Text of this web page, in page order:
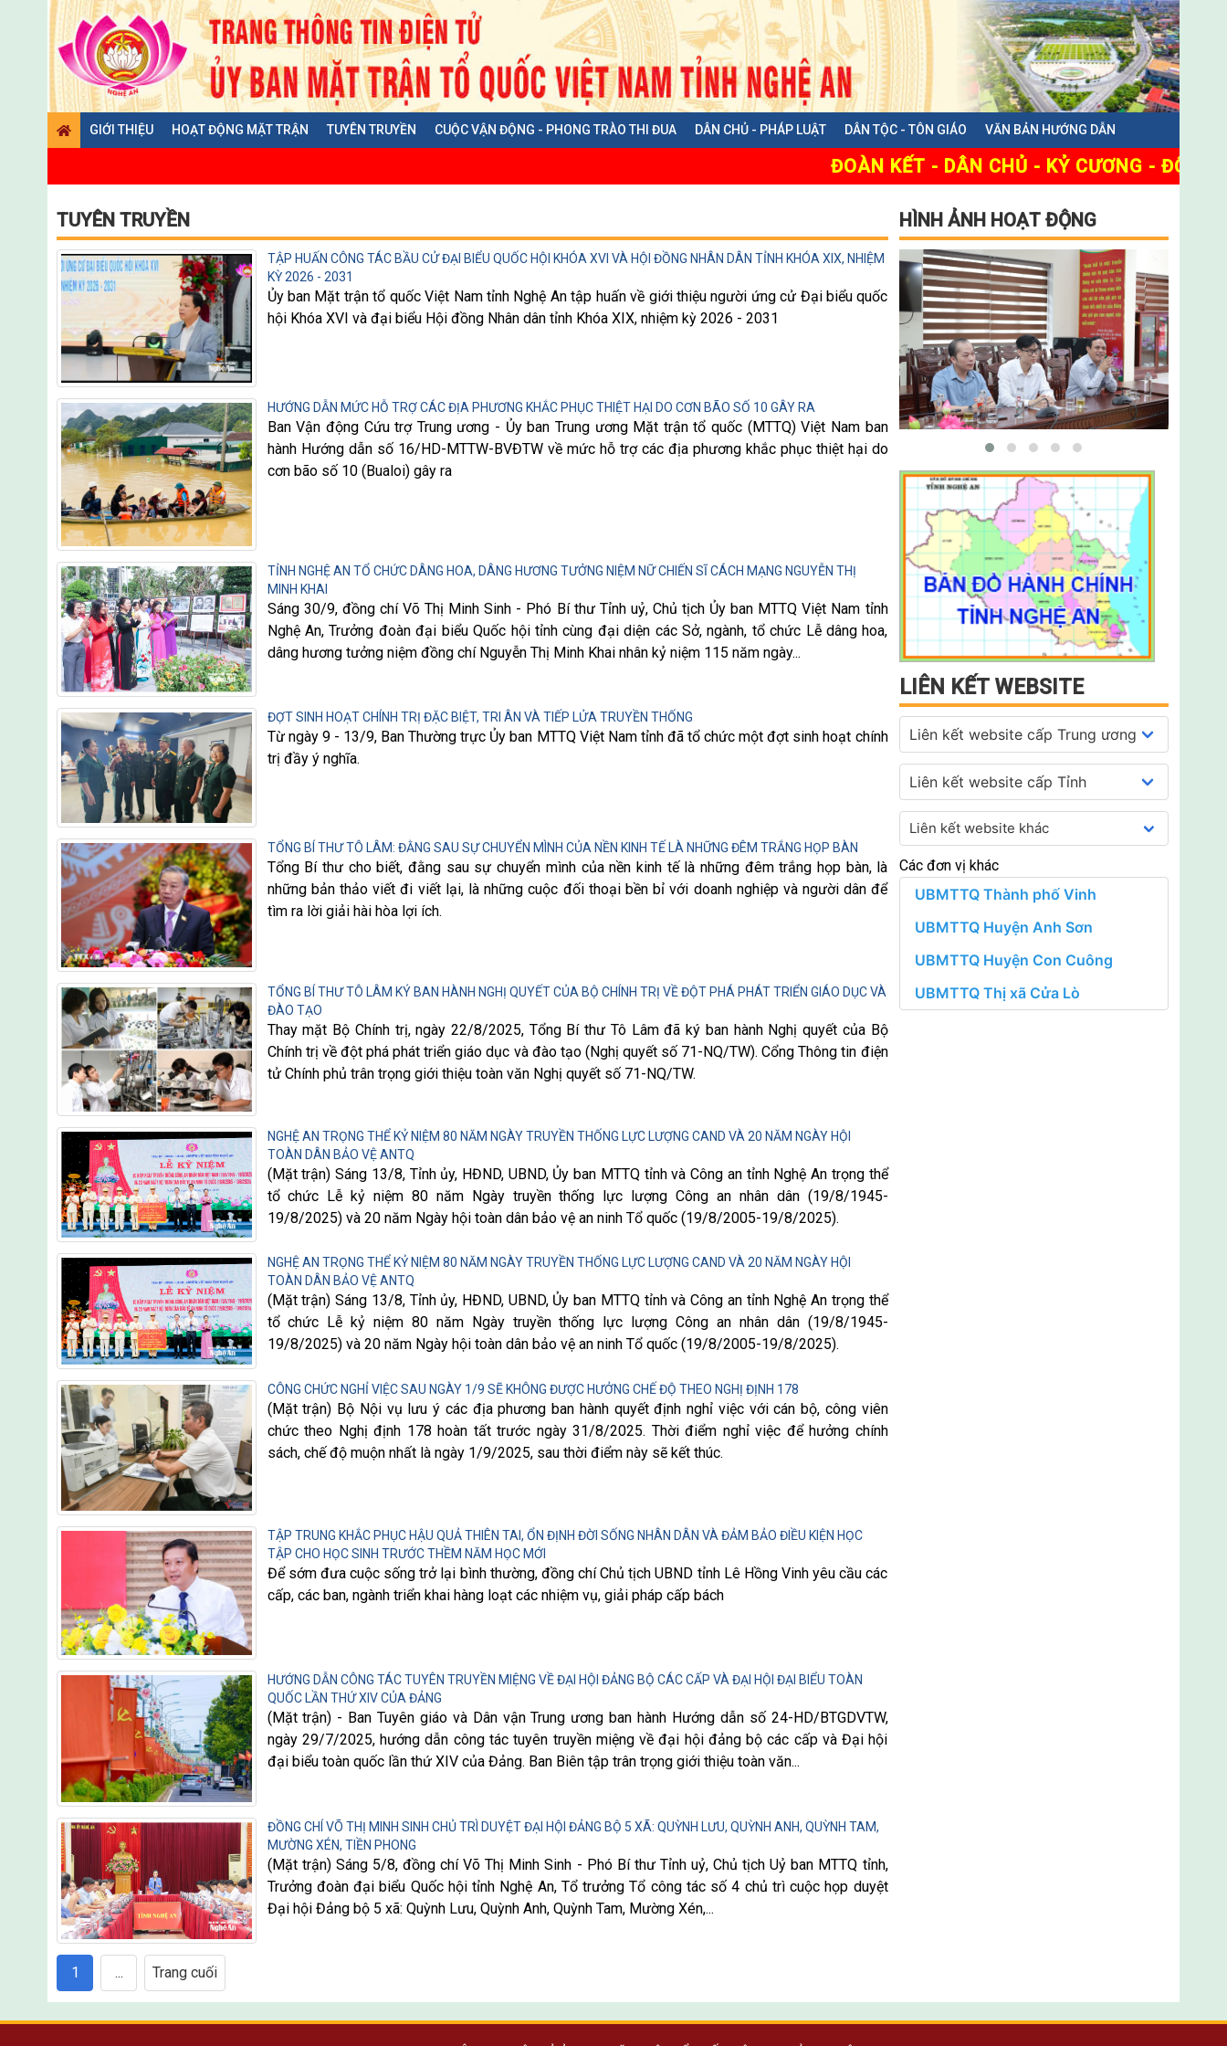
GIỚI THIỆU HOẠT ĐỘNG MẶT TRẬN TUYÊN TRUYỀN CUỘC VẬN ĐỘNG - PHONG TRÀO THI ĐUA DÂN CHỦ - PHÁP LUẬT DÂN TỘC - TÔN GIÁO VĂN BẢN HƯỚNG DẪN
ĐOÀN KẾT - DÂN CHỦ - KỶ CƯƠNG - ĐỘT
TUYÊN TRUYỀN
TẬP HUẤN CÔNG TÁC BẦU CỬ ĐẠI BIỂU QUỐC HỘI KHÓA XVI VÀ HỘI ĐỒNG NHÂN DÂN TỈNH KHÓA XIX, NHIỆM
KỲ 2026 - 2031
Ủy ban Mặt trận tổ quốc Việt Nam tỉnh Nghệ An tập huấn về giới thiệu người ứng cử Đại biểu quốc
hội Khóa XVI và đại biểu Hội đồng Nhân dân tỉnh Khóa XIX, nhiệm kỳ 2026 - 2031
HƯỚNG DẪN MỨC HỖ TRỢ CÁC ĐỊA PHƯƠNG KHẮC PHỤC THIỆT HẠI DO CƠN BÃO SỐ 10 GÂY RA
Ban Vận động Cứu trợ Trung ương - Ủy ban Trung ương Mặt trận tổ quốc (MTTQ) Việt Nam ban
hành Hướng dẫn số 16/HD-MTTW-BVĐTW về mức hỗ trợ các địa phương khắc phục thiệt hại do
cơn bão số 10 (Bualoi) gây ra
TỈNH NGHỆ AN TỔ CHỨC DÂNG HOA, DÂNG HƯƠNG TƯỞNG NIỆM NỮ CHIẾN SĨ CÁCH MẠNG NGUYỄN THỊ
MINH KHAI
Sáng 30/9, đồng chí Võ Thị Minh Sinh - Phó Bí thư Tỉnh uỷ, Chủ tịch Ủy ban MTTQ Việt Nam tỉnh
Nghệ An, Trưởng đoàn đại biểu Quốc hội tỉnh cùng đại diện các Sở, ngành, tổ chức Lễ dâng hoa,
dâng hương tưởng niệm đồng chí Nguyễn Thị Minh Khai nhân kỷ niệm 115 năm ngày...
ĐỢT SINH HOẠT CHÍNH TRỊ ĐẶC BIỆT, TRI ÂN VÀ TIẾP LỬA TRUYỀN THỐNG
Từ ngày 9 - 13/9, Ban Thường trực Ủy ban MTTQ Việt Nam tỉnh đã tổ chức một đợt sinh hoạt chính
trị đầy ý nghĩa.
TỔNG BÍ THƯ TÔ LÂM: ĐẰNG SAU SỰ CHUYỂN MÌNH CỦA NỀN KINH TẾ LÀ NHỮNG ĐÊM TRẮNG HỌP BÀN
Tổng Bí thư cho biết, đằng sau sự chuyển mình của nền kinh tế là những đêm trắng họp bàn, là
những bản thảo viết đi viết lại, là những cuộc đối thoại bền bỉ với doanh nghiệp và người dân để
tìm ra lời giải hài hòa lợi ích.
TỔNG BÍ THƯ TÔ LÂM KÝ BAN HÀNH NGHỊ QUYẾT CỦA BỘ CHÍNH TRỊ VỀ ĐỘT PHÁ PHÁT TRIỂN GIÁO DỤC VÀ
ĐÀO TẠO
Thay mặt Bộ Chính trị, ngày 22/8/2025, Tổng Bí thư Tô Lâm đã ký ban hành Nghị quyết của Bộ
Chính trị về đột phá phát triển giáo dục và đào tạo (Nghị quyết số 71-NQ/TW). Cổng Thông tin điện
tử Chính phủ trân trọng giới thiệu toàn văn Nghị quyết số 71-NQ/TW.
NGHỆ AN TRỌNG THỂ KỶ NIỆM 80 NĂM NGÀY TRUYỀN THỐNG LỰC LƯỢNG CAND VÀ 20 NĂM NGÀY HỘI
TOÀN DÂN BẢO VỆ ANTQ
(Mặt trận) Sáng 13/8, Tỉnh ủy, HĐND, UBND, Ủy ban MTTQ tỉnh và Công an tỉnh Nghệ An trọng thể
tổ chức Lễ kỷ niệm 80 năm Ngày truyền thống lực lượng Công an nhân dân (19/8/1945-
19/8/2025) và 20 năm Ngày hội toàn dân bảo vệ an ninh Tổ quốc (19/8/2005-19/8/2025).
NGHỆ AN TRỌNG THỂ KỶ NIỆM 80 NĂM NGÀY TRUYỀN THỐNG LỰC LƯỢNG CAND VÀ 20 NĂM NGÀY HỘI
TOÀN DÂN BẢO VỆ ANTQ
(Mặt trận) Sáng 13/8, Tỉnh ủy, HĐND, UBND, Ủy ban MTTQ tỉnh và Công an tỉnh Nghệ An trọng thể
tổ chức Lễ kỷ niệm 80 năm Ngày truyền thống lực lượng Công an nhân dân (19/8/1945-
19/8/2025) và 20 năm Ngày hội toàn dân bảo vệ an ninh Tổ quốc (19/8/2005-19/8/2025).
CÔNG CHỨC NGHỈ VIỆC SAU NGÀY 1/9 SẼ KHÔNG ĐƯỢC HƯỞNG CHẾ ĐỘ THEO NGHỊ ĐỊNH 178
(Mặt trận) Bộ Nội vụ lưu ý các địa phương ban hành quyết định nghỉ việc với cán bộ, công viên
chức theo Nghị định 178 hoàn tất trước ngày 31/8/2025. Thời điểm nghỉ việc để hưởng chính
sách, chế độ muộn nhất là ngày 1/9/2025, sau thời điểm này sẽ kết thúc.
TẬP TRUNG KHẮC PHỤC HẬU QUẢ THIÊN TAI, ỔN ĐỊNH ĐỜI SỐNG NHÂN DÂN VÀ ĐẢM BẢO ĐIỀU KIỆN HỌC
TẬP CHO HỌC SINH TRƯỚC THỀM NĂM HỌC MỚI
Để sớm đưa cuộc sống trở lại bình thường, đồng chí Chủ tịch UBND tỉnh Lê Hồng Vinh yêu cầu các
cấp, các ban, ngành triển khai hàng loạt các nhiệm vụ, giải pháp cấp bách
HƯỚNG DẪN CÔNG TÁC TUYÊN TRUYỀN MIỆNG VỀ ĐẠI HỘI ĐẢNG BỘ CÁC CẤP VÀ ĐẠI HỘI ĐẠI BIỂU TOÀN
QUỐC LẦN THỨ XIV CỦA ĐẢNG
(Mặt trận) - Ban Tuyên giáo và Dân vận Trung ương ban hành Hướng dẫn số 24-HD/BTGDVTW,
ngày 29/7/2025, hướng dẫn công tác tuyên truyền miệng về đại hội đảng bộ các cấp và Đại hội
đại biểu toàn quốc lần thứ XIV của Đảng. Ban Biên tập trân trọng giới thiệu toàn văn...
ĐỒNG CHÍ VÕ THỊ MINH SINH CHỦ TRÌ DUYỆT ĐẠI HỘI ĐẢNG BỘ 5 XÃ: QUỲNH LƯU, QUỲNH ANH, QUỲNH TAM,
MƯỜNG XÉN, TIỀN PHONG
(Mặt trận) Sáng 5/8, đồng chí Võ Thị Minh Sinh - Phó Bí thư Tỉnh uỷ, Chủ tịch Uỷ ban MTTQ tỉnh,
Trưởng đoàn đại biểu Quốc hội tỉnh Nghệ An, Tổ trưởng Tổ công tác số 4 chủ trì cuộc họp duyệt
Đại hội Đảng bộ 5 xã: Quỳnh Lưu, Quỳnh Anh, Quỳnh Tam, Mường Xén,...
1 ... Trang cuối
HÌNH ẢNH HOẠT ĐỘNG
LIÊN KẾT WEBSITE
Các đơn vị khác